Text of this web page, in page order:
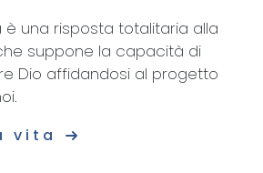
una risposta totalitaria alla
suppone la capacità di
Dio affidandosi al progetto
vita